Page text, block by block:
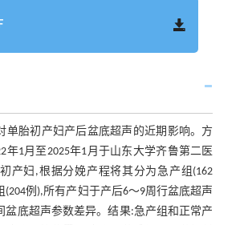
单胎初产妇产后盆底超声的近期影响。方
年1月至2025年1月于山东大学齐鲁第二医
产妇,根据分娩产程将其分为急产组(162
(204例),所有产妇于产后6～9周行盆底超声
盆底超声参数差异。结果:急产组和正常产